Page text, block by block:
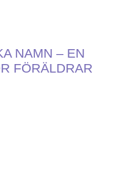
NAMN – EN
FÖRÄLDRAR